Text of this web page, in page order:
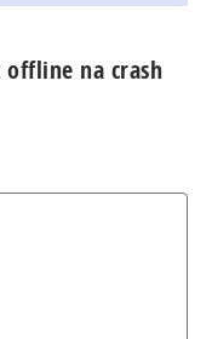
offline na crash